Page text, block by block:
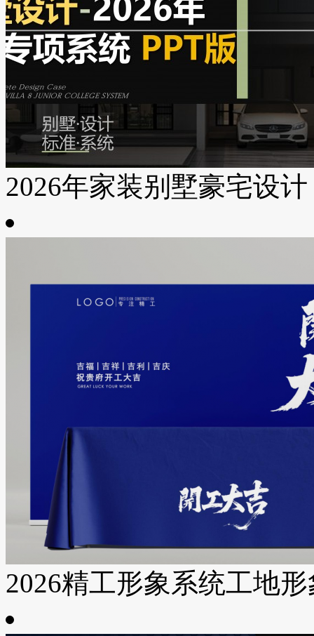
2026年家装别墅豪宅设计
2026精工形象系统工地